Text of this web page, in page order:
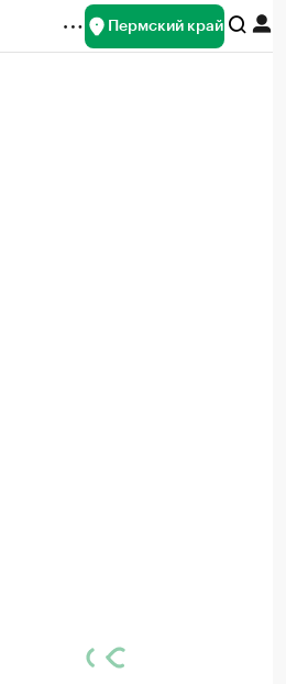
Пермский край